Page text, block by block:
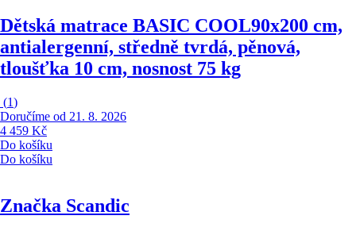
Dětská matrace BASIC COOL90x200 cm,
antialergenní, středně tvrdá, pěnová,
tloušťka 10 cm, nosnost 75 kg
(1)
Doručíme od 21. 8. 2026
4 459 Kč
Do košíku
Do košíku
Značka Scandic